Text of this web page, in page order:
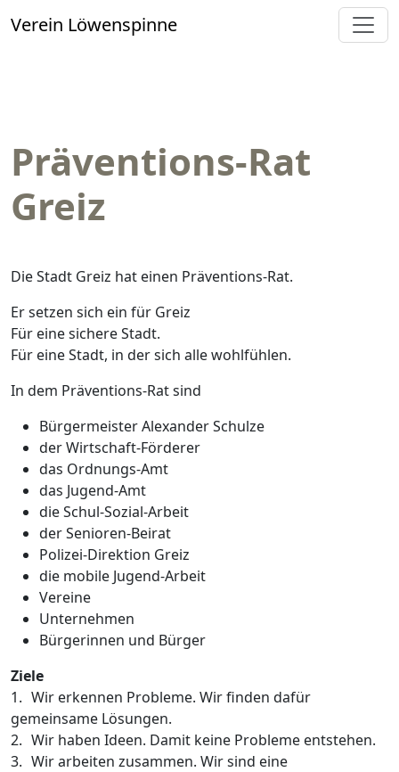
Verein Löwenspinne
Präventions-Rat
Greiz
Die Stadt Greiz hat einen Präventions-Rat.
Er setzen sich ein für Greiz
Für eine sichere Stadt.
Für eine Stadt, in der sich alle wohlfühlen.
In dem Präventions-Rat sind
Bürgermeister Alexander Schulze
der Wirtschaft-Förderer
das Ordnungs-Amt
das Jugend-Amt
die Schul-Sozial-Arbeit
der Senioren-Beirat
Polizei-Direktion Greiz
die mobile Jugend-Arbeit
Vereine
Unternehmen
Bürgerinnen und Bürger
Ziele
1. Wir erkennen Probleme. Wir finden dafür
gemeinsame Lösungen.
2. Wir haben Ideen. Damit keine Probleme entstehen.
3. Wir arbeiten zusammen. Wir sind eine